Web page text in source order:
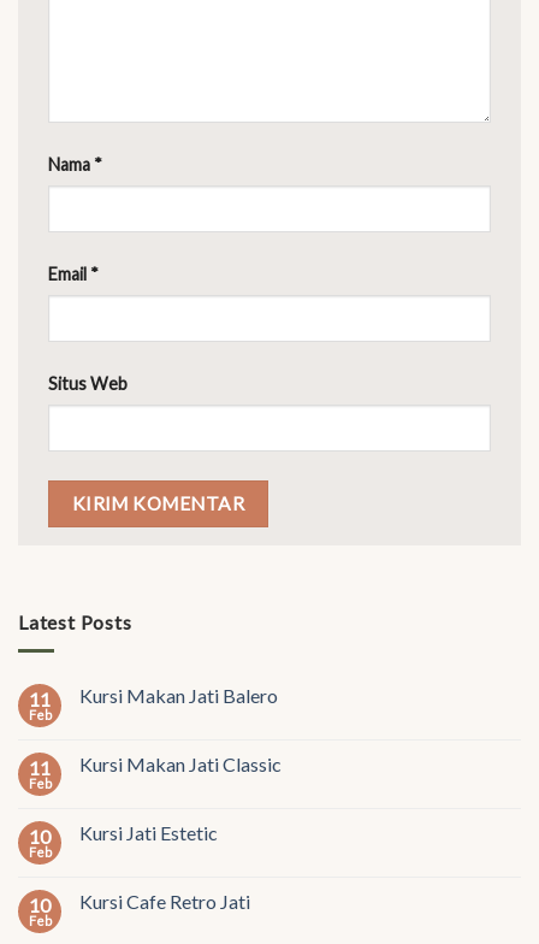
Nama *
Email *
Situs Web
Latest Posts
11
Feb
Kursi Makan Jati Balero
11
Feb
Kursi Makan Jati Classic
10
Feb
Kursi Jati Estetic
10
Feb
Kursi Cafe Retro Jati